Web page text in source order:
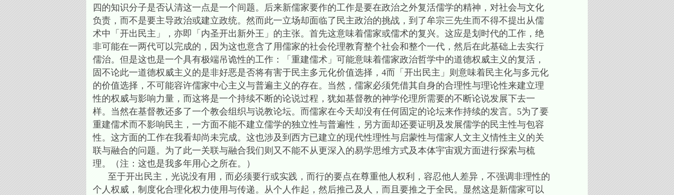
四的知识分子是否认清这一点是一个间题。后来新儒家要作的工作是要在政治之外复活儒学的精神，对社会与文化
负责，而不是要主导政治或建立政统。然而此一立场却面临了民主政治的挑战，到了牟宗三先生而不得不提出从儒
术中「开出民主」，亦即「内圣开出新外王」的主张。首先这意味着儒家或儒术的复兴。这应是划时代的工作，绝
非可能在一两代可以完成的，因为这也意含了用儒家的社会伦理教育整个社会和整个一代，然后在此基础上去实行
儒治。但是这也是一个具有极端吊诡性的工作：「重建儒术」可能意味着儒家政治哲学中的道德权威主义的复活，
固不论此一道德权威主义的是非好恶是否将有害于民主多元化价值选择，4而「开出民主」则意味着民主化与多元化
的价值选择，不可能容许儒家中心主义与普遍主义的存在。当然，儒家必须凭借其自身的合理性与理论性来建立理
性的权威与影响力量，而这将是一个持续不断的论说过程，犹如基督教的神学伦理所需要的不断论说发展下去一
样。当然在基督教还多了一个教会组织与说教论坛。而儒家在今天却没有任何固定的论坛来作持续的发言。5为了要
重建儒术而不影响民主，一方面不能不建立儒学的独立性与普遍性，另方面却还要证明及发展儒学的民主性与包容
性。这方面的工作在我看却尚未完成。这也涉及到西方已建立的现代性理性与启蒙性与儒家人文主义情性主义的关
联与融合的问题。为了此一关联与融合我们则又不能不从更深入的易学思维方式及本体宇宙观方面进行探索与梳
理。（注：这也是我多年用心之所在。）
至于开出民主，光说没有用，而必须要行或实践，而行的要点在尊重他人权利，容忍他人差异，不强调非理性的
个人权威，制度化合理化权力使用与传递。从个人作起，然后推己及人，而且要推之于全民。显然这是新儒家可以